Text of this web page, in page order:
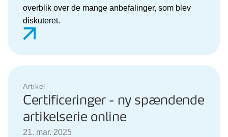
overblik over de mange anbefalinger, som blev
diskuteret.
Artikel
Certificeringer - ny spændende
artikelserie online
21. mar. 2025